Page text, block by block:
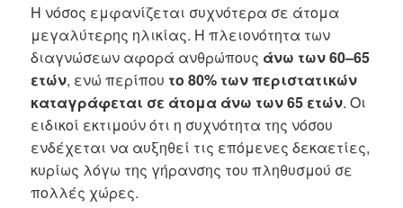
Η νόσος εμφανίζεται συχνότερα σε άτομα
μεγαλύτερης ηλικίας. Η πλειονότητα των
διαγνώσεων αφορά ανθρώπους άνω των 60–65
ετών, ενώ περίπου το 80% των περιστατικών
καταγράφεται σε άτομα άνω των 65 ετών. Οι
ειδικοί εκτιμούν ότι η συχνότητα της νόσου
ενδέχεται να αυξηθεί τις επόμενες δεκαετίες,
κυρίως λόγω της γήρανσης του πληθυσμού σε
πολλές χώρες.